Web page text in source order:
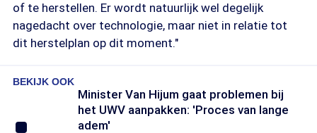
of te herstellen. Er wordt natuurlijk wel degelijk
nagedacht over technologie, maar niet in relatie tot
dit herstelplan op dit moment."
BEKIJK OOK
Minister Van Hijum gaat problemen bij
het UWV aanpakken: 'Proces van lange
adem'